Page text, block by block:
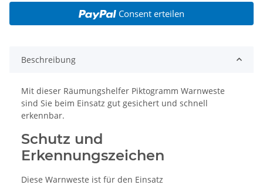
Consent erteilen
Beschreibung
Mit dieser Räumungshelfer Piktogramm Warnweste
sind Sie beim Einsatz gut gesichert und schnell
erkennbar.
Schutz und
Erkennungszeichen
Diese Warnweste ist für den Einsatz